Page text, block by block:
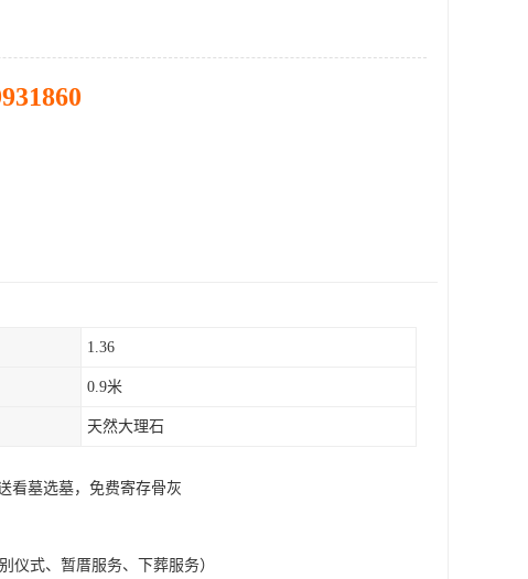
1.36
0.9米
天然大理石
看墓选墓，免费寄存骨灰
仪式、暂厝服务、下葬服务）